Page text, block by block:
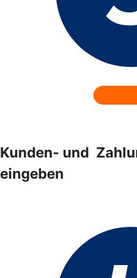
Kunden- und
eingeben